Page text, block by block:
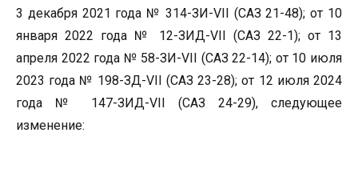
3 декабря 2021 года № 314-ЗИ-VII (САЗ 21-48); от 10
января 2022 года № 12-ЗИД-VII (САЗ 22-1); от 13
апреля 2022 года № 58-ЗИ-VII (САЗ 22-14); от 10 июля
2023 года № 198-ЗД-VII (САЗ 23-28); от 12 июля 2024
года № 147-ЗИД-VII (САЗ 24-29), следующее
изменение: